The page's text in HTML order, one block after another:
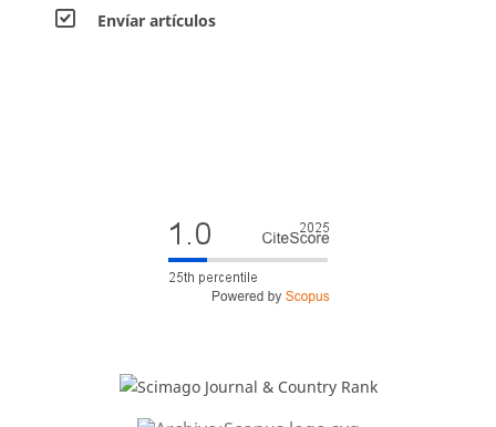
Envíar artículos